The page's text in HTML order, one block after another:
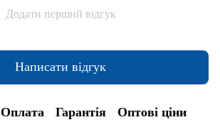
Додати перший відгук
Написати відгук
Оплата Гарантія Оптові ціни